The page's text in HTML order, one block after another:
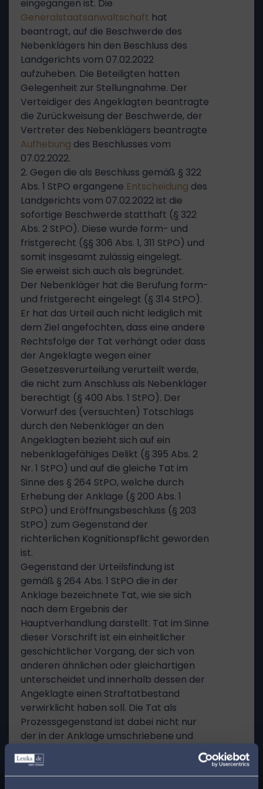
eingegangen ist. Die
Generalstaatsanwaltschaft hat
beantragt, auf die Beschwerde des
Nebenklägers hin den Beschluss des
Landgerichts vom 07.02.2022
aufzuheben. Die Beteiligten hatten
Gelegenheit zur Stellungnahme. Der
Verteidiger des Angeklagten beantragte
die Zurückweisung der Beschwerde, der
Vertreter des Nebenklägers beantragte
Aufhebung des Beschlusses vom
07.02.2022.
2. Gegen die als Beschluss gemäß § 322
Abs. 1 StPO ergangene Entscheidung des
Landgerichts vom 07.02.2022 ist die
sofortige Beschwerde statthaft (§ 322
Abs. 2 StPO). Diese wurde form- und
fristgerecht (§§ 306 Abs. 1, 311 StPO) und
somit insgesamt zulässig eingelegt.
Sie erweist sich auch als begründet.
Der Nebenkläger hat die Berufung form-
und fristgerecht eingelegt (§ 314 StPO).
Er hat das Urteil auch nicht lediglich mit
dem Ziel angefochten, dass eine andere
Rechtsfolge der Tat verhängt oder dass
der Angeklagte wegen einer
Gesetzesverurteilung verurteilt werde,
die nicht zum Anschluss als Nebenkläger
berechtigt (§ 400 Abs. 1 StPO). Der
Vorwurf des (versuchten) Totschlags
durch den Nebenkläger an den
Angeklagten bezieht sich auf ein
nebenklagefähiges Delikt (§ 395 Abs. 2
Nr. 1 StPO) und auf die gleiche Tat im
Sinne des § 264 StPO, welche durch
Erhebung der Anklage (§ 200 Abs. 1
StPO) und Eröffnungsbeschluss (§ 203
StPO) zum Gegenstand der
richterlichen Kognitionspflicht geworden
ist.
Gegenstand der Urteilsfindung ist
gemäß § 264 Abs. 1 StPO die in der
Anklage bezeichnete Tat, wie sie sich
nach dem Ergebnis der
Hauptverhandlung darstellt. Tat im Sinne
dieser Vorschrift ist ein einheitlicher
geschichtlicher Vorgang, der sich von
anderen ähnlichen oder gleichartigen
unterscheidet und innerhalb dessen der
Angeklagte einen Straftatbestand
verwirklicht haben soll. Die Tat als
Prozessgegenstand ist dabei nicht nur
der in der Anklage umschriebene und
dem Angeklagten darin zur Last gelegte
Geschehensablauf; vielmehr gehört
dazu das gesamte Verhalten eines